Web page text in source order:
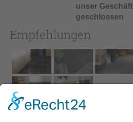
unser Geschäft
geschlossen
Empfehlungen